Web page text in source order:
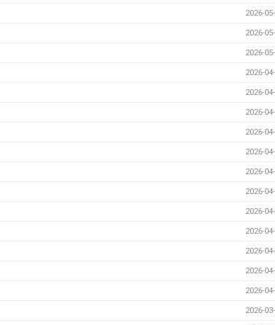
2026-
2026-
2026-
2026-
2026-
2026-
2026-
2026-
2026-
2026-
2026-
2026-
2026-
2026-
2026-
2026-